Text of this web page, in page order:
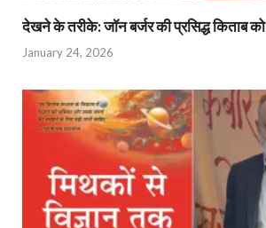
देखने के तरीके: जॉन बर्जर की प्रसिद्ध किताब
January 24, 2026